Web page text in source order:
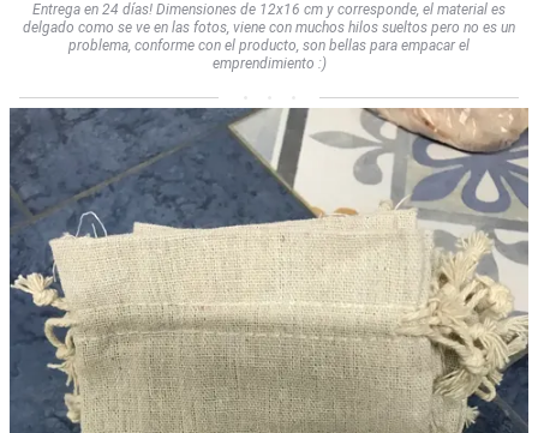
Entrega en 24 días! Dimensiones de 12x16 cm y corresponde, el material es
delgado como se ve en las fotos, viene con muchos hilos sueltos pero no es un
problema, conforme con el producto, son bellas para empacar el
emprendimiento :)